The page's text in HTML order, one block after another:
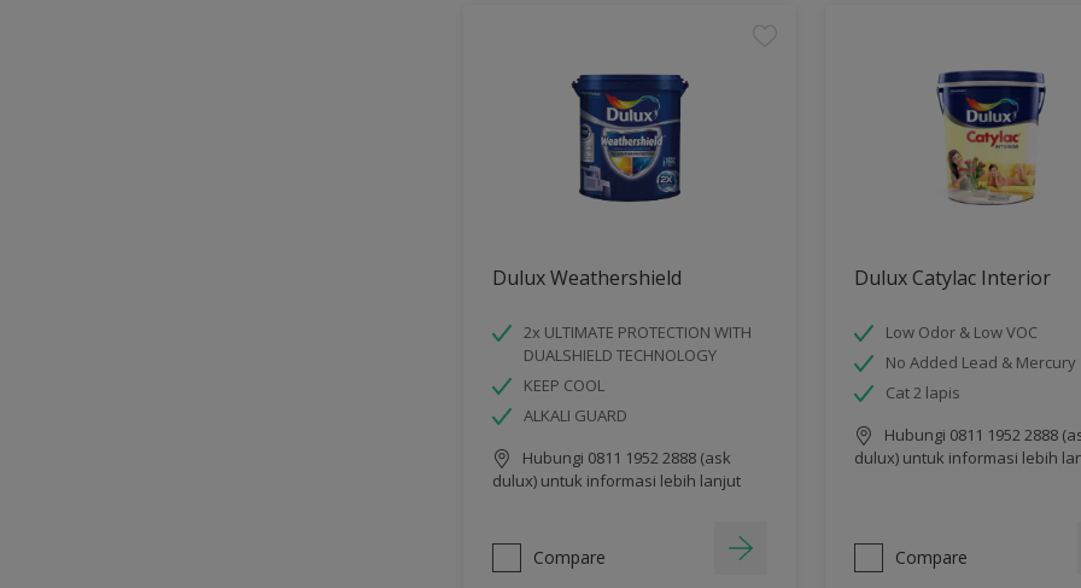
Dulux Weathershield
2x ULTIMATE PROTECTION WITH
DUALSHIELD TECHNOLOGY
KEEP COOL
ALKALI GUARD
Hubungi 0811 1952 2888 (ask
dulux) untuk informasi lebih lanjut
Compare
Dulux Catylac Interior
Low Odor & Low VOC
No Added Lead & Mercury
Cat 2 lapis
Hubungi 0811 1952 2888
dulux) untuk informasi lebih
Compare